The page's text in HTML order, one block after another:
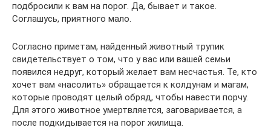
подбросили к вам на порог. Да, бывает и такое.
Соглашусь, приятного мало.
Согласно приметам, найденный животный трупик
свидетельствует о том, что у вас или вашей семьи
появился недруг, который желает вам несчастья. Те, кто
хочет вам «насолить» обращается к колдунам и магам,
которые проводят целый обряд, чтобы навести порчу.
Для этого животное умертвляется, заговаривается, а
после подкидывается на порог жилища.